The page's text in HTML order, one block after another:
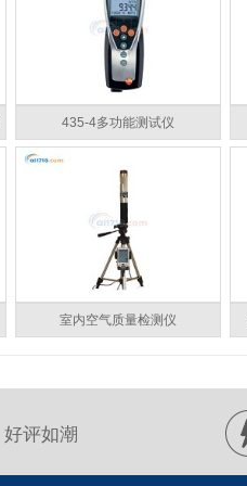
435-4多功能测试仪
室内空气质量检测仪
好评如潮